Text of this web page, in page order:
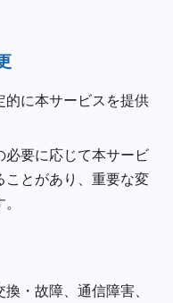
に本サービスを提供
要に応じて本サービ
とがあり、重要な変
・故障、通信障害、